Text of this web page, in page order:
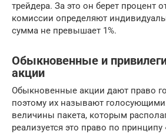
трейдера. За это он берет процент
комиссии определяют
сумма не превышает 1%.
Обыкновенные и
акции
Обыкновенные акции дают право
поэтому их называют
величины пакета, которым
реализуется это право по принципу